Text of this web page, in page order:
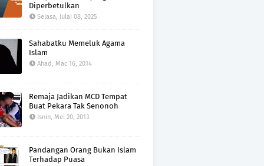
Diperbetulkan
Selasa, Julai 08, 2025
Sahabatku Memeluk Agama
Islam
Ahad, Mac 16, 2014
Remaja Jadikan MCD Tempat
Buat Pekara Tak Senonoh
Isnin, Mei 20, 2013
Pandangan Orang Bukan Islam
Terhadap Puasa